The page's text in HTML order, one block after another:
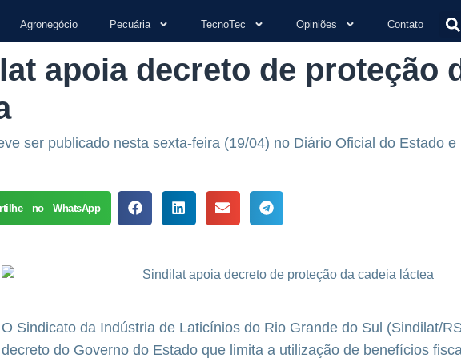
Agronegócio Pecuária TecnoTec Opiniões Contato
apoia decreto de proteção
ser publicado nesta sexta-feira (19/04) no Diário Oficial do Estado
no WhatsApp
O Sindicato da Indústria de Laticínios do Rio Grande do Sul (Sindilat/
decreto do Governo do Estado que limita a utilização de benefícios